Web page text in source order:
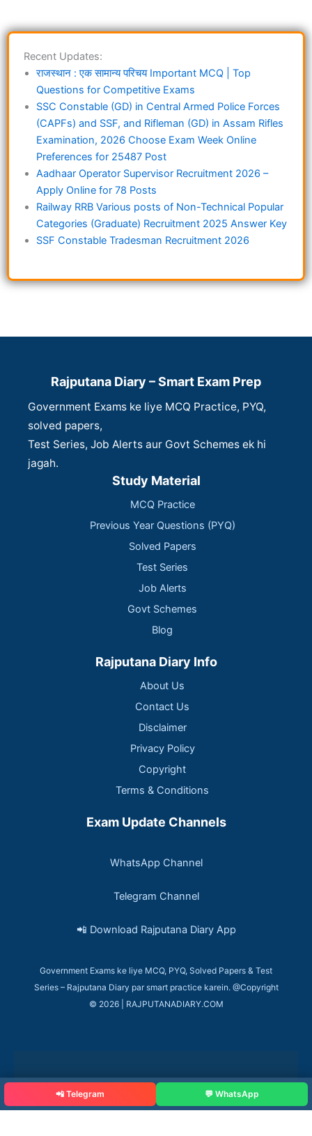
Recent Updates:
राजस्थान : एक सामान्य परिचय Important MCQ | Top
Questions for Competitive Exams
SSC Constable (GD) in Central Armed Police Forces
(CAPFs) and SSF, and Rifleman (GD) in Assam Rifles
Examination, 2026 Choose Exam Week Online
Preferences for 25487 Post
Aadhaar Operator Supervisor Recruitment 2026 –
Apply Online for 78 Posts
Railway RRB Various posts of Non-Technical Popular
Categories (Graduate) Recruitment 2025 Answer Key
SSF Constable Tradesman Recruitment 2026
Rajputana Diary – Smart Exam Prep
Government Exams ke liye MCQ Practice, PYQ,
solved papers,
Test Series, Job Alerts aur Govt Schemes ek hi
jagah.
Study Material
MCQ Practice
Previous Year Questions (PYQ)
Solved Papers
Test Series
Job Alerts
Govt Schemes
Blog
Rajputana Diary Info
About Us
Contact Us
Disclaimer
Privacy Policy
Copyright
Terms & Conditions
Exam Update Channels
WhatsApp Channel
Telegram Channel
📲 Download Rajputana Diary App
Government Exams ke liye MCQ, PYQ, Solved Papers & Test
Series – Rajputana Diary par smart practice karein. @Copyright
© 2026 | RAJPUTANADIARY.COM
📲 Telegram 💬 WhatsApp